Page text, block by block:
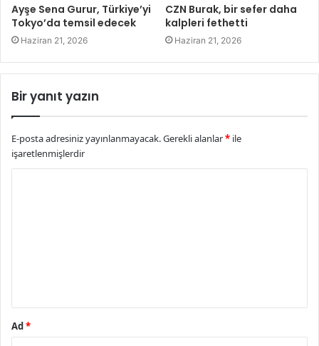
Ayşe Sena Gurur, Türkiye’yi
Tokyo’da temsil edecek
Haziran 21, 2026
CZN Burak, bir sefer daha
kalpleri fethetti
Haziran 21, 2026
Bir yanıt yazın
E-posta adresiniz yayınlanmayacak.Gerekli alanlar* ile
işaretlenmişlerdir
Ad*